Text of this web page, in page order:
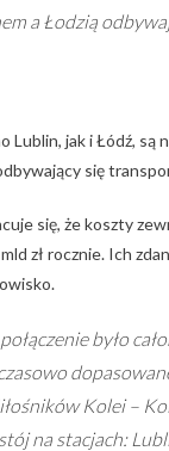
a Łodzią
Lublin, jak i Łódź,
się
się, że koszty
zł rocznie. Ich
było
Kolei –
na stacjach: